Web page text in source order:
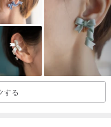
ますので、水ですすぎ、密封し
ずかな酸化がある場合は、銀色
泉や他の水質や様々な化学製品
然石、摩擦の衝突や長時間の暴
よく世話する限り、それは長
する